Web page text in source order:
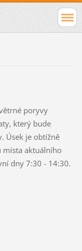
poryvy
který bude
Úsek je obtížně
místa aktuálního
dny 7:30 - 14:30.